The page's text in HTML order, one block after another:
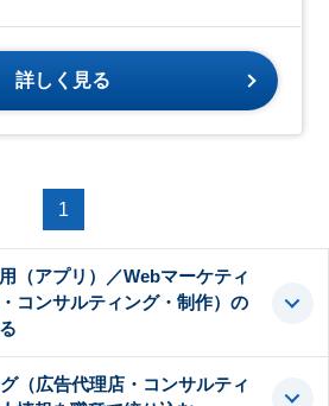
詳しく見る
1
（アプリ）／Webマーケティ
コンサルティング・制作）の
（広告代理店・コンサルティ